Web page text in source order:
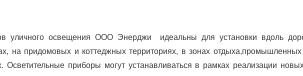
уличного освещения ООО Энерджи идеальны для установки вдоль
на придомовых и коттеджных территориях, в зонах
Осветительные приборы могут устанавливаться в рамках реализации